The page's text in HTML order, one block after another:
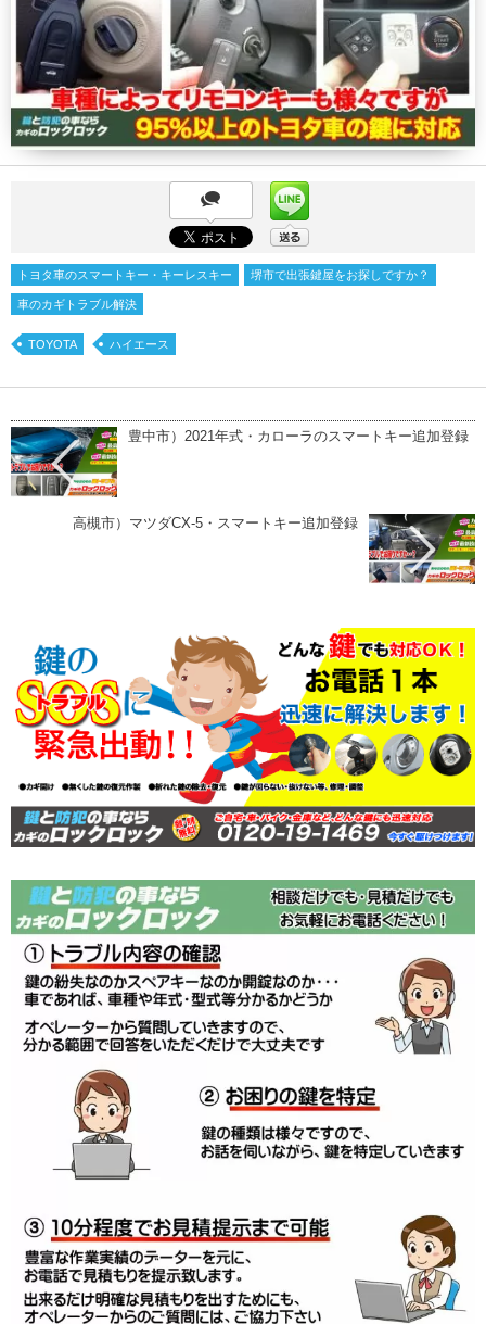
トヨタ車のスマートキー・キーレスキー 堺市で出張鍵屋をお探しですか？
車のカギトラブル解決
TOYOTA ハイエース
豊中市）2021年式・カローラのスマートキー追加登録
高槻市）マツダCX-5・スマートキー追加登録